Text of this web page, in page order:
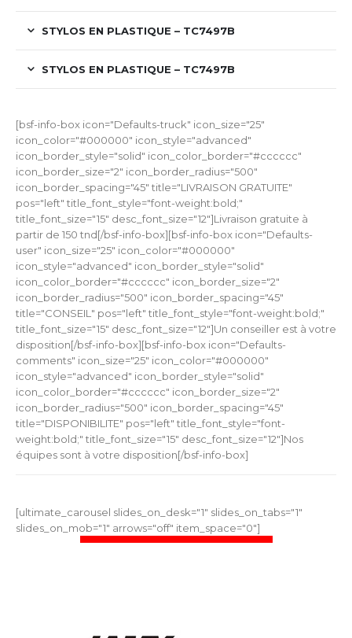
STYLOS EN PLASTIQUE – TC7497B
STYLOS EN PLASTIQUE – TC7497B
[bsf-info-box icon="Defaults-truck" icon_size="25"
icon_color="#000000" icon_style="advanced"
icon_border_style="solid" icon_color_border="#cccccc"
icon_border_size="2" icon_border_radius="500"
icon_border_spacing="45" title="LIVRAISON GRATUITE"
pos="left" title_font_style="font-weight:bold;"
title_font_size="15" desc_font_size="12"]Livraison gratuite à
partir de 150 tnd[/bsf-info-box][bsf-info-box icon="Defaults-
user" icon_size="25" icon_color="#000000"
icon_style="advanced" icon_border_style="solid"
icon_color_border="#cccccc" icon_border_size="2"
icon_border_radius="500" icon_border_spacing="45"
title="CONSEIL" pos="left" title_font_style="font-weight:bold;"
title_font_size="15" desc_font_size="12"]Un conseiller est à votre
disposition[/bsf-info-box][bsf-info-box icon="Defaults-
comments" icon_size="25" icon_color="#000000"
icon_style="advanced" icon_border_style="solid"
icon_color_border="#cccccc" icon_border_size="2"
icon_border_radius="500" icon_border_spacing="45"
title="DISPONIBILITE" pos="left" title_font_style="font-
weight:bold;" title_font_size="15" desc_font_size="12"]Nos
équipes sont à votre disposition[/bsf-info-box]
[ultimate_carousel slides_on_desk="1" slides_on_tabs="1"
slides_on_mob="1" arrows="off" item_space="0"]